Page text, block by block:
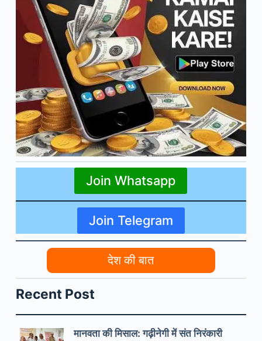
Join Whatsapp
Join Telegram
देश की बात
Recent Post
मानवता की मिसाल: गढ़ीनेगी में संत निरंकारी